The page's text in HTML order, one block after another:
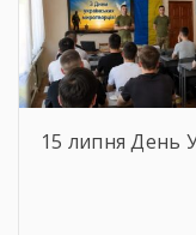
15 липня День